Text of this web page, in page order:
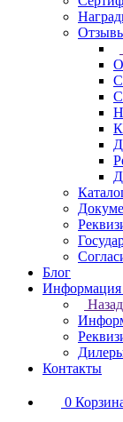
Блог
Информация
Назад
Контакты
0